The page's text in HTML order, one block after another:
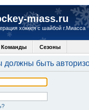
miass.ru
хоккея с шайбой г.Миасса
Команды Сезоны
должны быть